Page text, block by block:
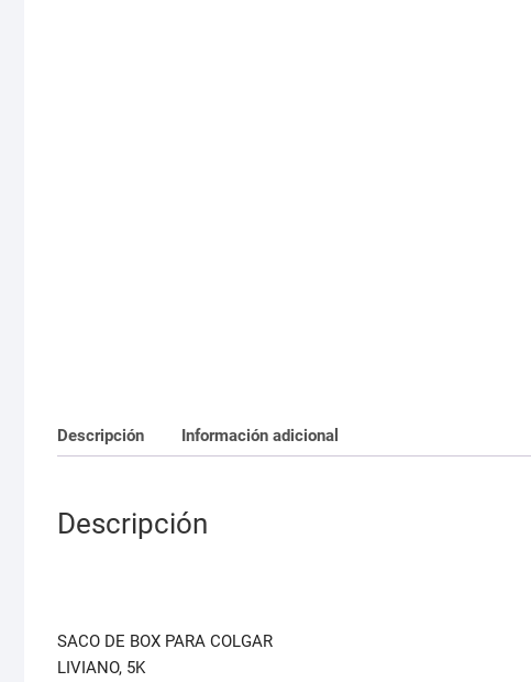
Descripción Información adicional
Descripción
SACO DE BOX PARA COLGAR
LIVIANO, 5K